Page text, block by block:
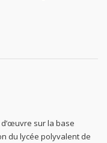
sur la base
du lycée polyvalent de